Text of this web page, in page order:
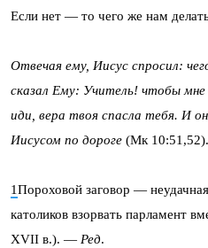
Если нет — то чего же нам
Отвечая ему, Иисус спросил:
сказал Ему: Учитель! чтобы мне
иди, вера твоя спасла тебя. И
Иисусом по дороге (Мк 10:51,52).
1Пороховой заговор —
католиков взорвать парламент
XVII в.). — Ред.